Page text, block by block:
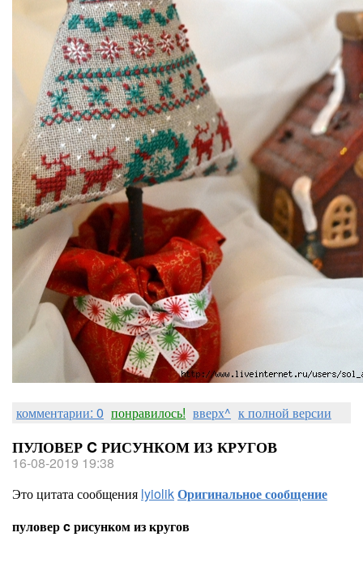
комментарии: 0 понравилось! вверх^ к полной версии
ПУЛОВЕР C РИСУНКОМ ИЗ КРУГОВ
16-08-2019 19:38
Это цитата сообщения lyiolikОригинальное сообщение
пуловер c рисунком из кругов